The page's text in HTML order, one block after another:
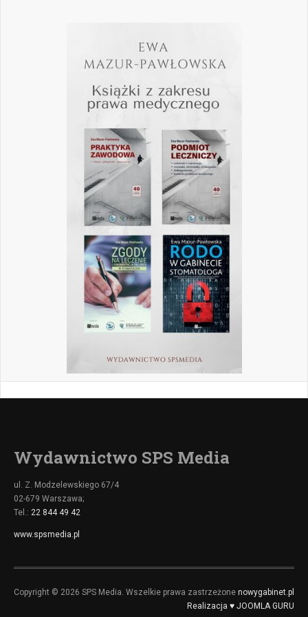
Wydawnictwo SPS Media
ul. Z. Modzelewskiego 67/4
02-679 Warszawa;
Tel.: 22 844 49 42
www.spsmedia.pl
Copyright © 2026 SPS Media. Wszelkie prawa zastrzeżone nowygabinet.pl
Realizacja ♥ JOOMLA GURU